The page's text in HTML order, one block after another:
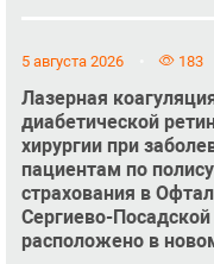
5 августа 2026 183
Лазерная
диабетической
хирургии при
пациентам по
страхования в
Сергиево-
расположено в